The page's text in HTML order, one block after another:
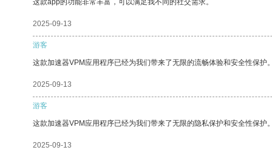
这款app的功能非常丰富，可以满足我不同的社交需求。
2025-09-13
游客
这款加速器VPM应用程序已经为我们带来了无限的流畅体验和安全性保护
2025-09-13
游客
这款加速器VPM应用程序已经为我们带来了无限的隐私保护和安全性保护
2025-09-13